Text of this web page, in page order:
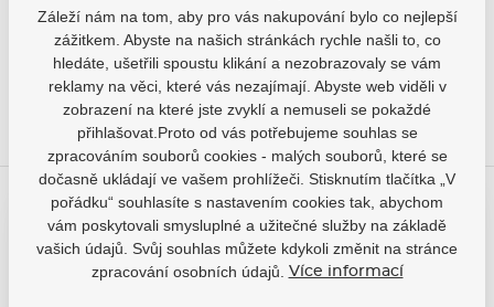
+420 733 132 833
Už máte naši aplikaci?
Nakupte pohodlně s naší aplikací, ať jste kdekoliv.
Záleží nám na tom, aby pro vás nakupování bylo co nejlepší
zážitkem. Abyste na našich stránkách rychle našli to, co
hledáte, ušetřili spoustu klikání a nezobrazovaly se vám
reklamy na věci, které vás nezajímají. Abyste web viděli v
zobrazení na které jste zvyklí a nemuseli se pokaždé
přihlašovat.Proto od vás potřebujeme souhlas se
zpracováním souborů cookies - malých souborů, které se
dočasně ukládají ve vašem prohlížeči. Stisknutím tlačítka „V
pořádku“ souhlasíte s nastavením cookies tak, abychom
vám poskytovali smysluplné a užitečné služby na základě
vašich údajů. Svůj souhlas můžete kdykoli změnit na stránce
zpracování osobních údajů.
Více informací